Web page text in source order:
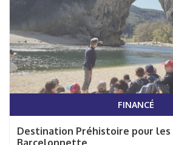
FINANCÉ
Destination Préhistoire pour les
Barcelonnette